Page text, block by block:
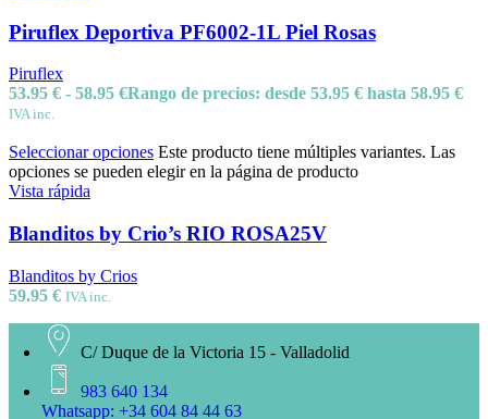
Piruflex Deportiva PF6002-1L Piel Rosas
Piruflex
53.95 € - 58.95 €Rango de precios: desde 53.95 € hasta 58.95 €
IVA inc.
Seleccionar opciones Este producto tiene múltiples variantes. Las
opciones se pueden elegir en la página de producto
Vista rápida
Blanditos by Crio’s RIO ROSA25V
Blanditos by Crios
59.95 € IVA inc.
C/ Duque de la Victoria 15 - Valladolid
983 640 134
Whatsapp: +34 604 84 44 63